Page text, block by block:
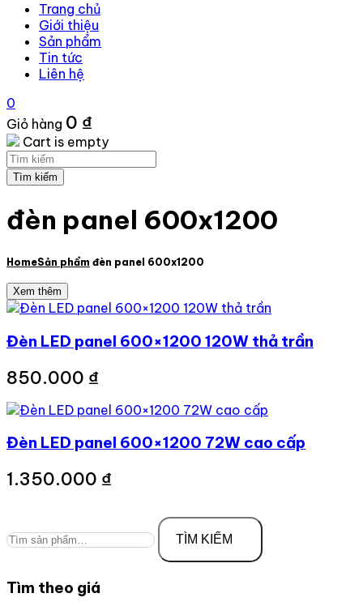
Trang chủ
Giới thiệu
Sản phẩm
Tin tức
Liên hệ
0
Giỏ hàng 0 ₫
Cart is empty
đèn panel 600x1200
HomeSản phẩm đèn panel 600x1200
Xem thêm
Đèn LED panel 600×1200 120W thả trần
850.000 ₫
Đèn LED panel 600×1200 72W cao cấp
1.350.000 ₫
TÌM KIẾM
Tìm theo giá